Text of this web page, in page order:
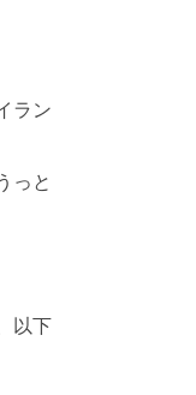
ラン
っと
以下